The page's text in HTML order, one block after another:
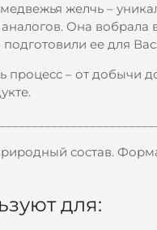
желчь –
Она вобрала
ее для
процесс – от добычи
состав.
для: